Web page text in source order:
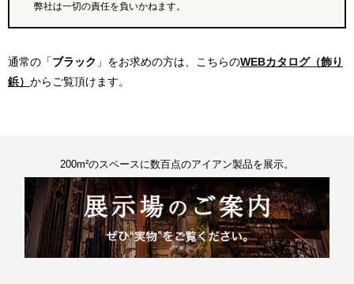
弊社は一切の責任を負いかねます。
通常の「ブラック 」をお求めの方は、こちらのWEBカタログ（飾り
鋲） からご覧頂けます。
200m²のスペースに数百点のアイアン製品を展示。